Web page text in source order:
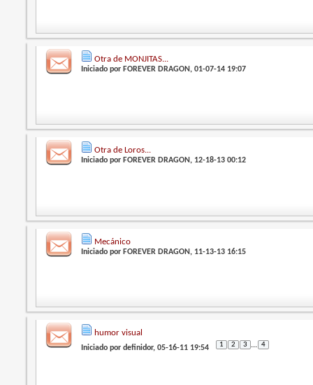
Otra de MONJITAS...
Iniciado por FOREVER DRAGON, 01-07-14 19:07
Otra de Loros...
Iniciado por FOREVER DRAGON, 12-18-13 00:12
Mecánico
Iniciado por FOREVER DRAGON, 11-13-13 16:15
humor visual
Iniciado pordefinidor, 05-16-11 19:54 1 2 3 ... 4